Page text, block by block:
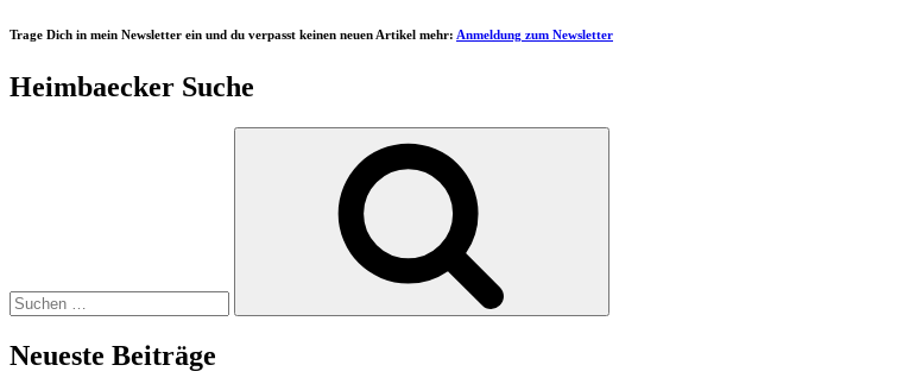
Trage Dich in mein Newsletter ein und du verpasst keinen neuen Artikel mehr: Anmeldung zum Newsletter
Heimbaecker Suche
Neueste Beiträge